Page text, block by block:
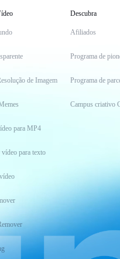
de Imagem
para MP4
para texto
Descubra
Afiliados
Programa de
Programa de
Campus criativo